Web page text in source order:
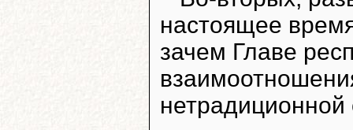
настоящее
зачем Главе
нетрадиционной